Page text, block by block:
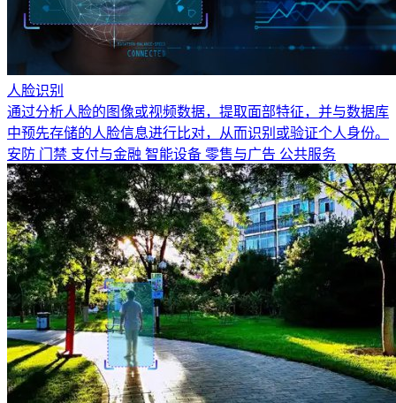
人脸识别
通过分析人脸的图像或视频数据，提取面部特征，并与数据库
中预先存储的人脸信息进行比对，从而识别或验证个人身份。
安防 门禁 支付与金融 智能设备 零售与广告 公共服务